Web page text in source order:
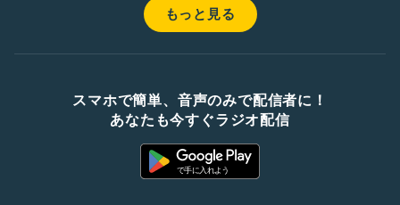
もっと見る
スマホで簡単、音声のみで配信者に！
あなたも今すぐラジオ配信